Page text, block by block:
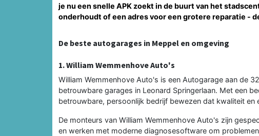
je nu een snelle APK zoekt in de buurt van het
onderhoudt of een adres voor een grotere reparatie -
De beste autogarages in Meppel en omgeving
1. William Wemmenhove Auto's
William Wemmenhove Auto's is een Autogarage aan de
betrouwbare garages in Leonard Springerlaan. Met een
betrouwbare, persoonlijk bedrijf bewezen dat kwaliteit en
De monteurs van William Wemmenhove Auto's zijn
en werken met moderne diagnosesoftware om